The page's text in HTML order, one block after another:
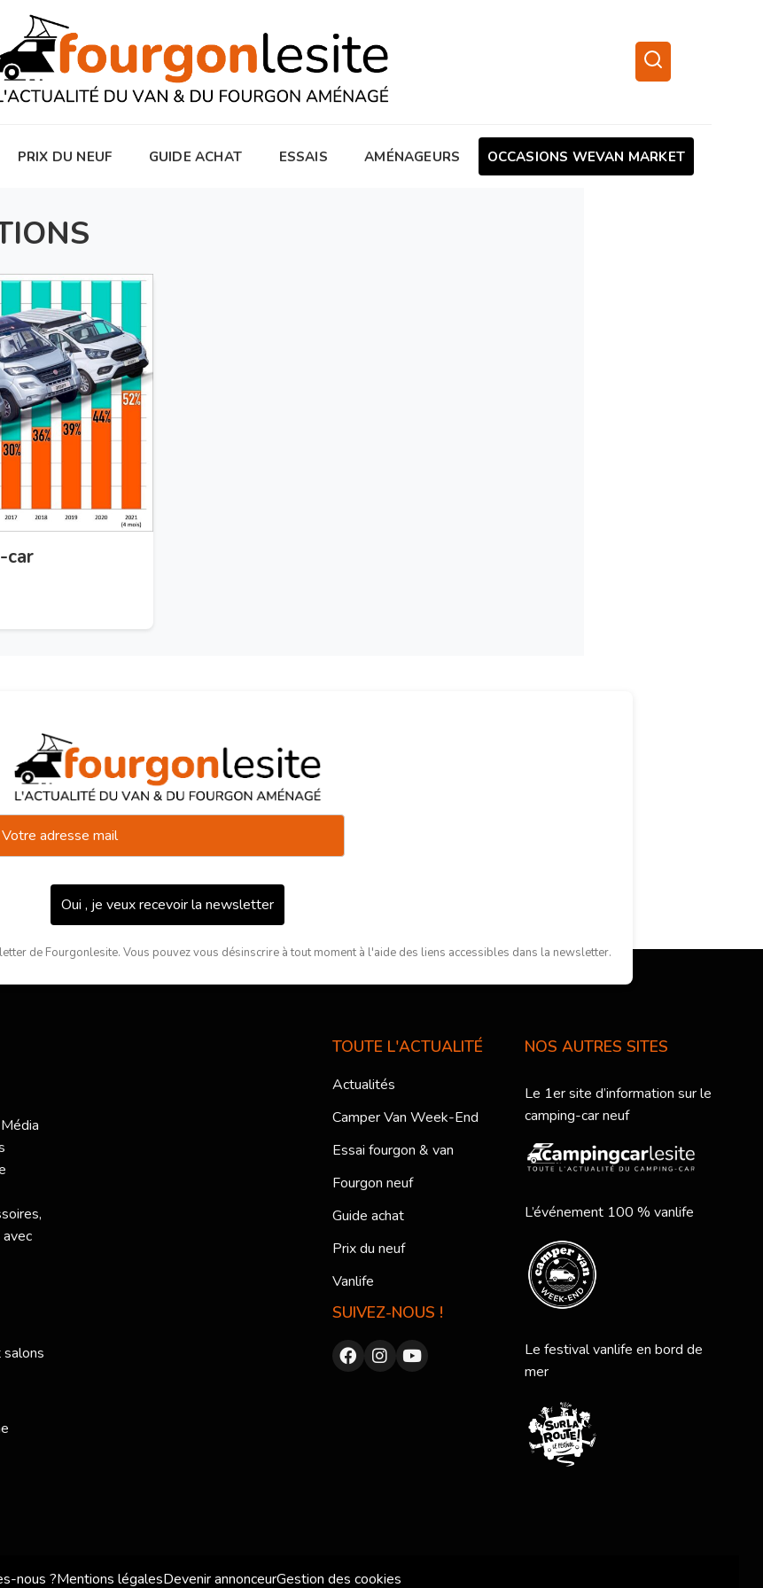
PRIX DU NEUF GUIDE ACHAT ESSAIS AMÉNAGEURS OCCASIONS WEVAN MARKET
car
Oui , je veux recevoir la newsletter
de Fourgonlesite. Vous pouvez vous désinscrire à tout moment à l'aide des liens accessibles dans la newsletter.
salons
TOUTE L'ACTUALITÉ
Actualités
Camper Van Week-End
Essai fourgon & van
Fourgon neuf
Guide achat
Prix du neuf
Vanlife
SUIVEZ-NOUS !
NOS AUTRES SITES
Le 1er site d’information sur le
camping-car neuf
L’événement 100 % vanlife
Le festival vanlife en bord de
mer
nous ?Mentions légalesDevenir annonceurGestion des cookies